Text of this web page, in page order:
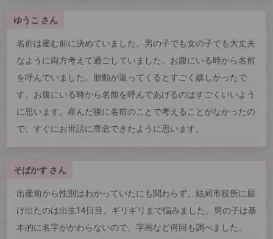
ゆうこ さん
名前は産む前に決めていました。男の子でも女の子でも大丈夫
なように両方考えて過ごしていました。お腹にいる時から名前
を呼んでいました。胎動が返ってくるとすごく嬉しかったで
す。お腹にいる時から名前を呼んであげるのはすごくいいよう
に思います。産んだ後に名前のことで考えることがなかったの
で、すぐにお世話に専念できたように思います。
そばかす さん
出産前から性別はわかっていたにも関わらず、結局市役所に届
け出たのは出生14日目。ギリギリまで悩みました。男の子は基
本的に名字がかわらないので、字画など何回も調べました。